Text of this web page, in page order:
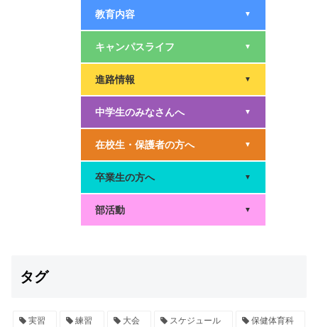
教育内容 ▼
キャンパスライフ ▼
進路情報 ▼
中学生のみなさんへ ▼
在校生・保護者の方へ ▼
卒業生の方へ ▼
部活動 ▼
タグ
実習 練習 大会 スケジュール 保健体育科